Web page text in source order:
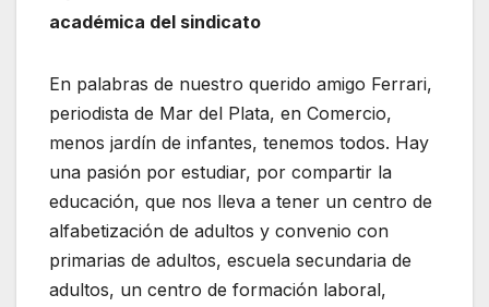
académica del sindicato
En palabras de nuestro querido amigo Ferrari,
periodista de Mar del Plata, en Comercio,
menos jardín de infantes, tenemos todos. Hay
una pasión por estudiar, por compartir la
educación, que nos lleva a tener un centro de
alfabetización de adultos y convenio con
primarias de adultos, escuela secundaria de
adultos, un centro de formación laboral,